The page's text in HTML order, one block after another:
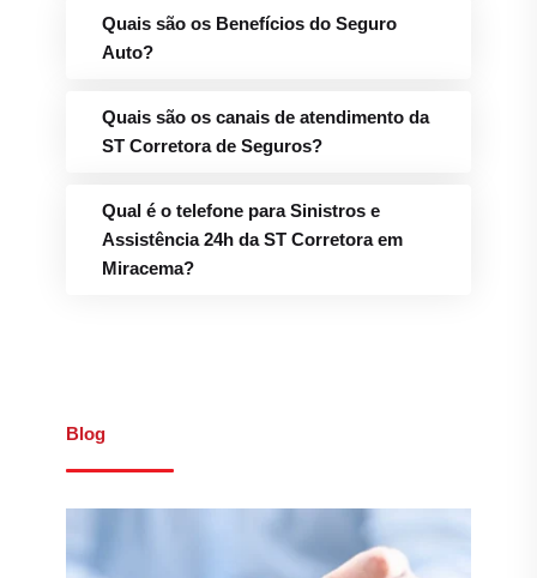
Quais são os Benefícios do Seguro
Auto?
Quais são os canais de atendimento da
ST Corretora de Seguros?
Qual é o telefone para Sinistros e
Assistência 24h da ST Corretora em
Miracema?
Blog